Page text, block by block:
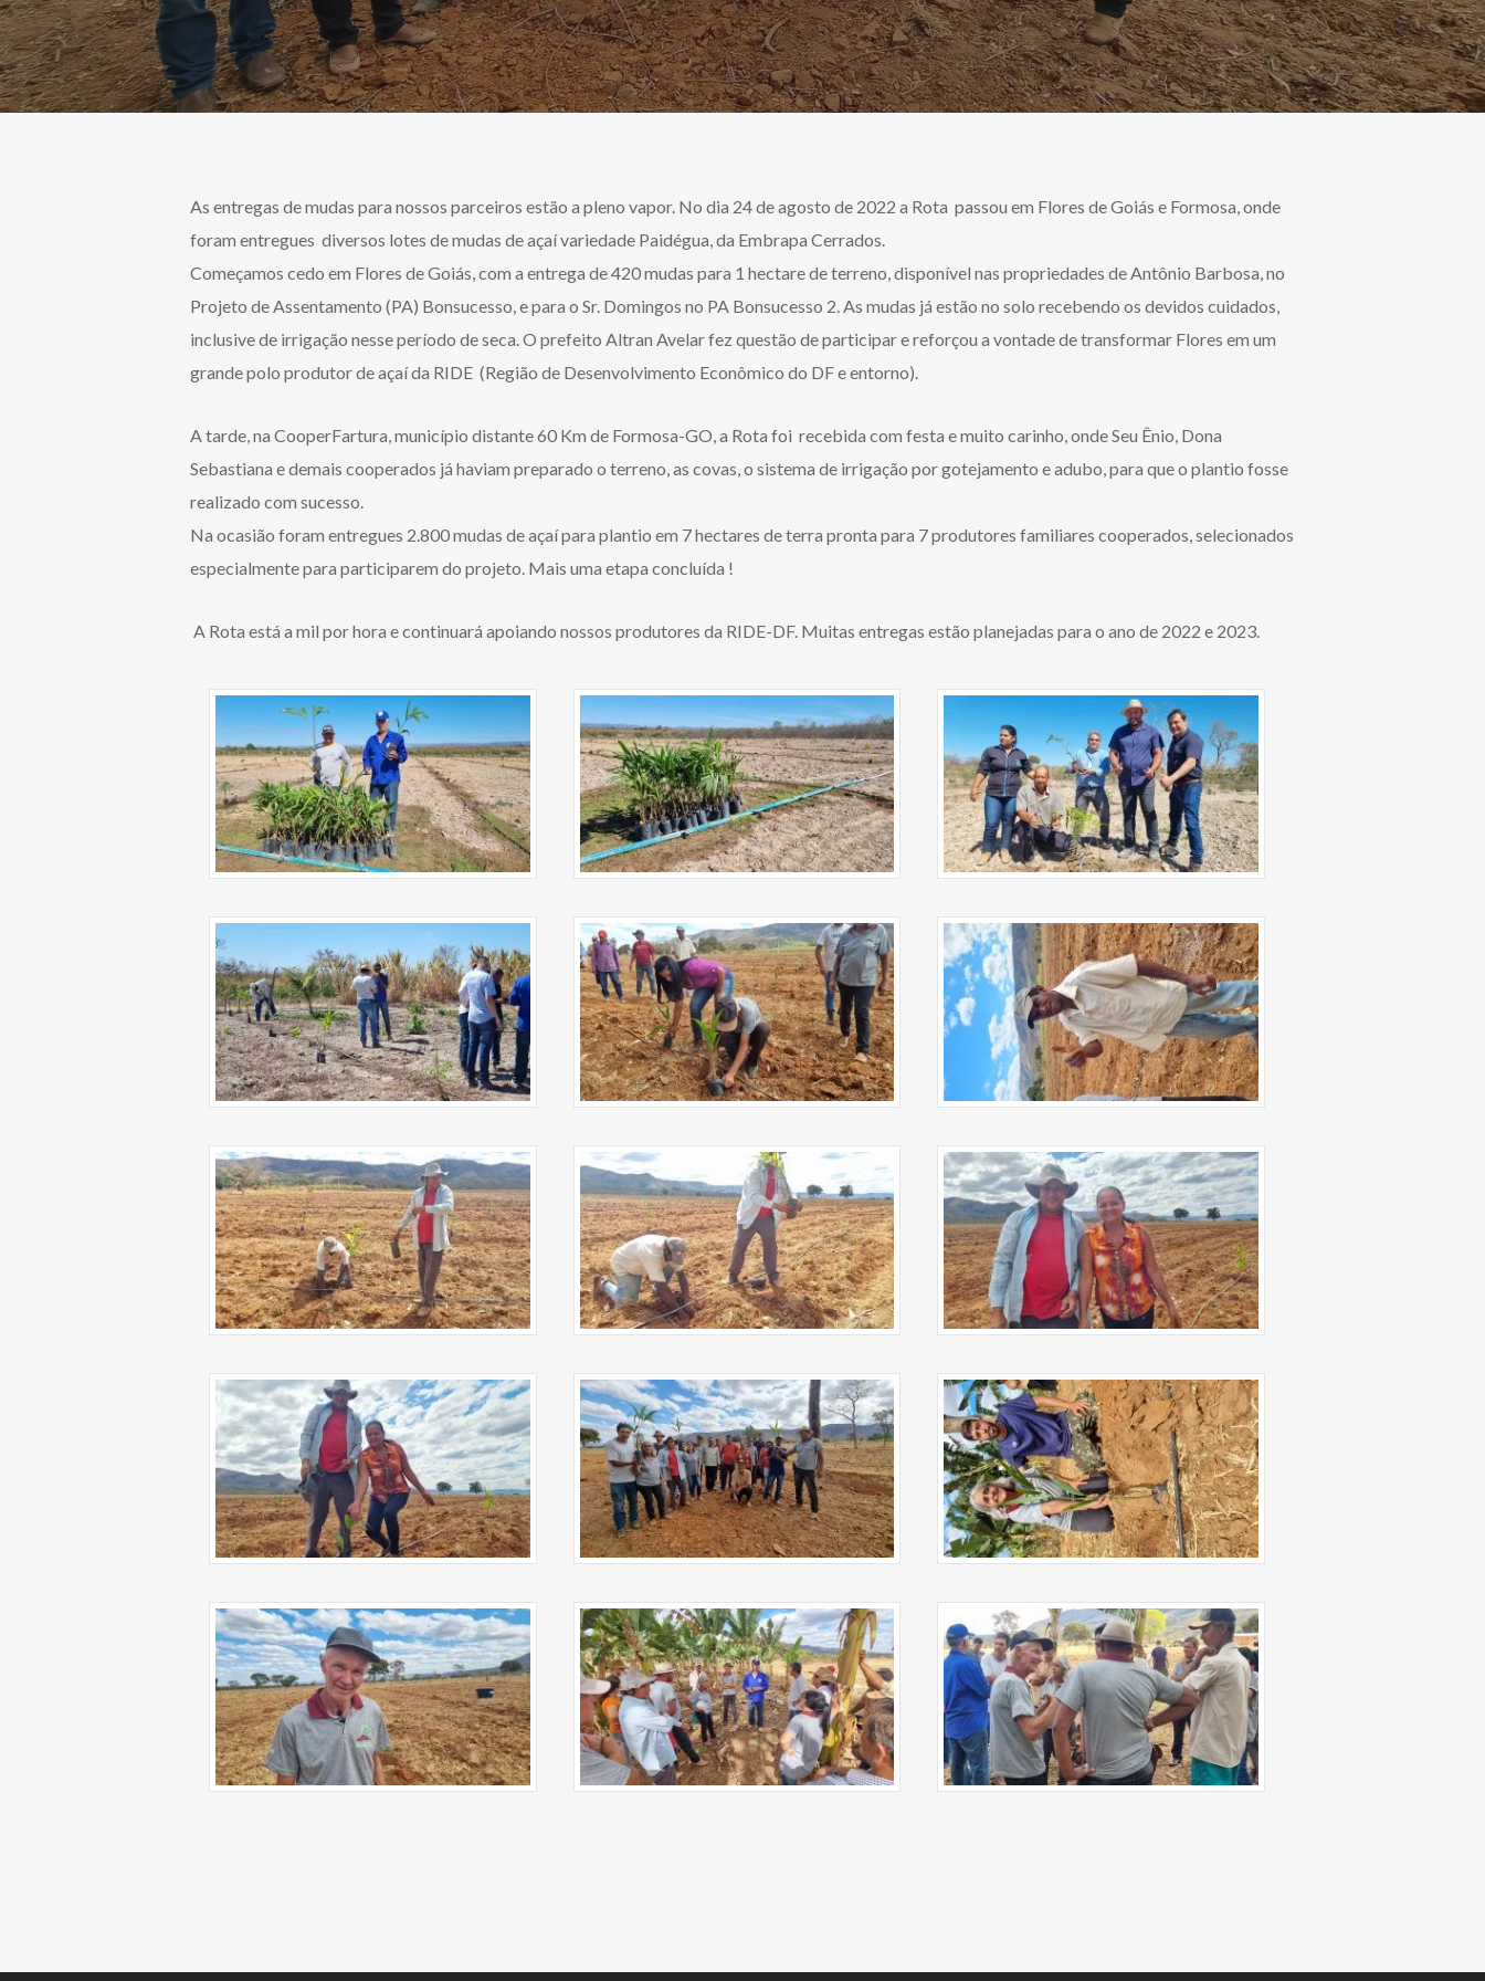
As entregas de mudas para nossos parceiros estão a pleno vapor. No dia 24 de agosto de 2022 a Rota passou em Flores de Goiás e Formosa, onde
foram entregues diversos lotes de mudas de açaí variedade Paidégua, da Embrapa Cerrados.
Começamos cedo em Flores de Goiás, com a entrega de 420 mudas para 1 hectare de terreno, disponível nas propriedades de Antônio Barbosa, no
Projeto de Assentamento (PA) Bonsucesso, e para o Sr. Domingos no PA Bonsucesso 2. As mudas já estão no solo recebendo os devidos cuidados,
inclusive de irrigação nesse período de seca. O prefeito Altran Avelar fez questão de participar e reforçou a vontade de transformar Flores em um
grande polo produtor de açaí da RIDE (Região de Desenvolvimento Econômico do DF e entorno).
A tarde, na CooperFartura, município distante 60 Km de Formosa-GO, a Rota foi recebida com festa e muito carinho, onde Seu Ênio, Dona
Sebastiana e demais cooperados já haviam preparado o terreno, as covas, o sistema de irrigação por gotejamento e adubo, para que o plantio fosse
realizado com sucesso.
Na ocasião foram entregues 2.800 mudas de açaí para plantio em 7 hectares de terra pronta para 7 produtores familiares cooperados, selecionados
especialmente para participarem do projeto. Mais uma etapa concluída !
A Rota está a mil por hora e continuará apoiando nossos produtores da RIDE-DF. Muitas entregas estão planejadas para o ano de 2022 e 2023.